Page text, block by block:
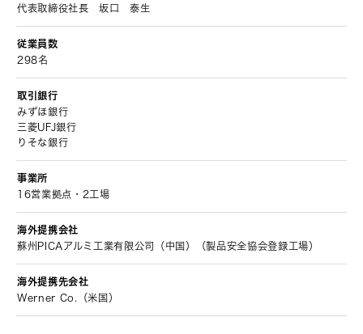
代表取締役社長 坂口 泰生
従業員数
298名
取引銀行
みずほ銀行
三菱UFJ銀行
りそな銀行
事業所
16営業拠点・2工場
海外提携会社
蘇州PICAアルミ工業有限公司（中国）（製品安全協会登録工場）
海外提携先会社
Werner Co.（米国）